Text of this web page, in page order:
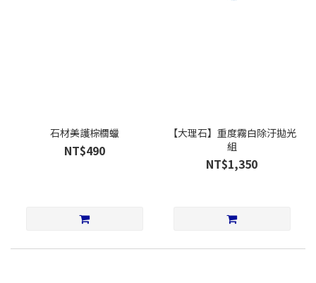
石材美護棕櫚蠟
NT$490
【大理石】重度霧白除汙拋光
組
NT$1,350